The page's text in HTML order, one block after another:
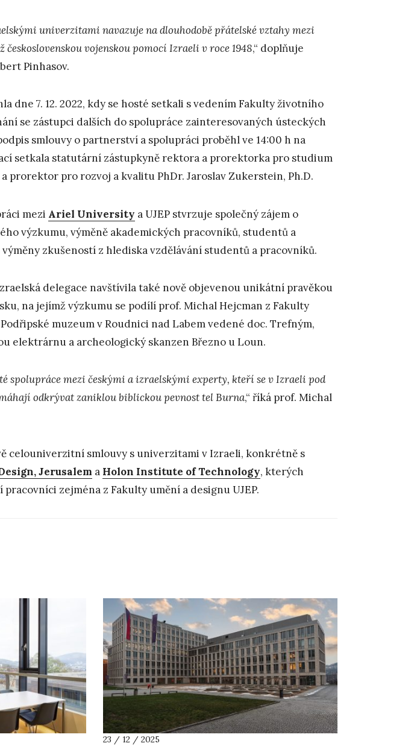
univerzitami navazuje na dlouhodobě přátelské vztahy mezi
československou vojenskou pomocí Izraeli v roce 1948,“ doplňuje
Pinhasov.
dne 7. 12. 2022, kdy se hosté setkali s vedením Fakulty životního
se zástupci dalších do spolupráce zainteresovaných ústeckých
smlouvy o partnerství a spolupráci proběhl ve 14:00 h na
setkala statutární zástupkyně rektora a prorektorka pro studium
a prorektor pro rozvoj a kvalitu PhDr. Jaroslav Zukerstein, Ph.D.
mezi Ariel University a UJEP stvrzuje společný zájem o
výzkumu, výměně akademických pracovníků, studentů a
zkušeností z hlediska vzdělávání studentů a pracovníků.
delegace navštívila také nově objevenou unikátní pravěkou
na jejímž výzkumu se podílí prof. Michal Hejcman z Fakulty
muzeum v Roudnici nad Labem vedené doc. Trefným,
elektrárnu a archeologický skanzen Březno u Loun.
spolupráce mezi českými a izraelskými experty, kteří se v Izraeli pod
odkrývat zaniklou biblickou pevnost tel Burna,“ říká prof. Michal
celouniverzitní smlouvy s univerzitami v Izraeli, konkrétně s
Jerusalem a Holon Institute of Technology, kterých
zejména z Fakulty umění a designu UJEP.
23 / 12 / 2025